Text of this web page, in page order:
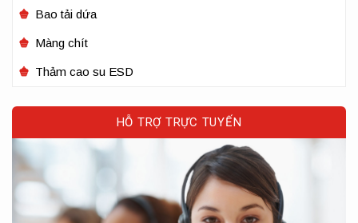
Bao tải dứa
Màng chít
Thảm cao su ESD
HỖ TRỢ TRỰC TUYẾN